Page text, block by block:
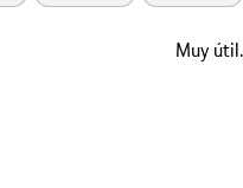
Muy útil.